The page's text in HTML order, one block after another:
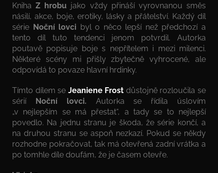
KnihaZ hrobu jako vždy přináší vyrovnanou směs
násilí, akce, boje, erotiky, lásky a přátelství. Každý díl
série Noční lovci byl o něco lepší než předchozí a
tento díl tuto tendenci jenom potvrdil. Autorka
poutavě popisuje boje s nepřítelem i mezi milenci.
Některé scény mi přišly zbytečně vyhrocené, ale
odpovídá to povaze hlavní hrdinky.
Tímto dílem se Jeaniene Frost důstojně rozloučila se
sérií Noční lovci. Autorka se řídila úslovím
„v nejlepším se má přestat“, a tady se to nejlepší
povedlo. Na jednu stranu je škoda, že série končí, a
na druhou stranu se aspoň nezkazí. Pokud se někdy
rozhodne pokračovat, tak má otevřená zadní vrátka a
po tomhle díle doufám, že je časem otevře.